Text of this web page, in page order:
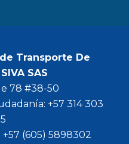
Transporte De
SAS
78 #38-50
+57 314 303
(605) 5898302